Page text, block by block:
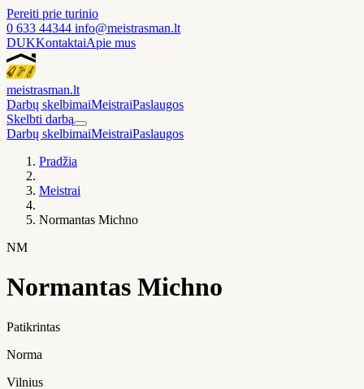
Pereiti prie turinio
0 633 44344 info@meistrasman.lt
DUKKontaktaiApie mus
meistrasman.lt
Darbų skelbimaiMeistraiPaslaugos
Skelbti darbą
Darbų skelbimaiMeistraiPaslaugos
Pradžia
Meistrai
Normantas Michno
NM
Normantas Michno
Patikrintas
Norma
Vilnius